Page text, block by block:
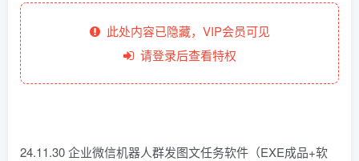
此处内容已隐藏，VIP会员可见
请登录后查看特权
24.11.30 企业微信机器人群发图文任务软件（EXE成品+软